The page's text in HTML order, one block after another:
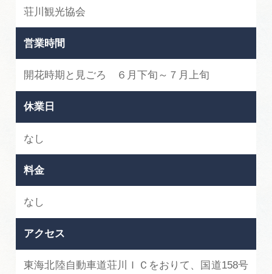
荘川観光協会
営業時間
開花時期と見ごろ ６月下旬～７月上旬
休業日
なし
料金
なし
アクセス
東海北陸自動車道荘川ＩＣをおりて、国道158号